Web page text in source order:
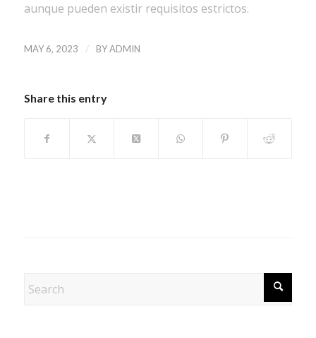
aunque pueden existir requisitos estrictos.
MAY 6, 2023 / BYADMIN
Share this entry